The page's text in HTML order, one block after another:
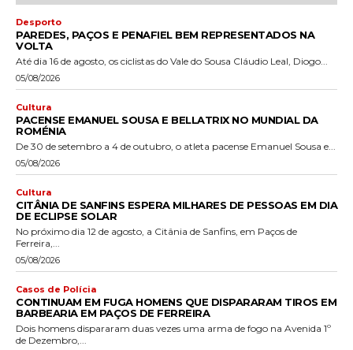
Desporto
PAREDES, PAÇOS E PENAFIEL BEM REPRESENTADOS NA
VOLTA
Até dia 16 de agosto, os ciclistas do Vale do Sousa Cláudio Leal, Diogo...
05/08/2026
Cultura
PACENSE EMANUEL SOUSA E BELLATRIX NO MUNDIAL DA
ROMÉNIA
De 30 de setembro a 4 de outubro, o atleta pacense Emanuel Sousa e...
05/08/2026
Cultura
CITÂNIA DE SANFINS ESPERA MILHARES DE PESSOAS EM DIA
DE ECLIPSE SOLAR
No próximo dia 12 de agosto, a Citânia de Sanfins, em Paços de
Ferreira,...
05/08/2026
Casos de Polícia
CONTINUAM EM FUGA HOMENS QUE DISPARARAM TIROS EM
BARBEARIA EM PAÇOS DE FERREIRA
Dois homens dispararam duas vezes uma arma de fogo na Avenida 1º
de Dezembro,...